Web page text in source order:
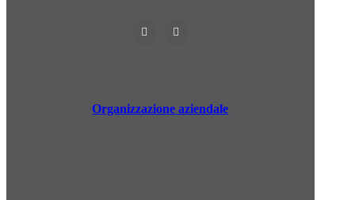
Organizzazione aziendale